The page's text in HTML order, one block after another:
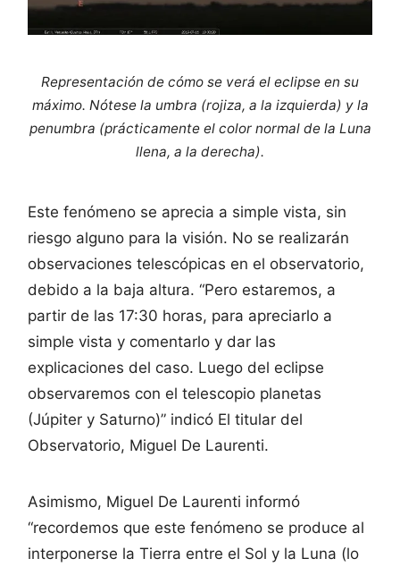
Representación de cómo se verá el eclipse en su
máximo. Nótese la umbra (rojiza, a la izquierda) y la
penumbra (prácticamente el color normal de la Luna
llena, a la derecha).
Este fenómeno se aprecia a simple vista, sin
riesgo alguno para la visión. No se realizarán
observaciones telescópicas en el observatorio,
debido a la baja altura. “Pero estaremos, a
partir de las 17:30 horas, para apreciarlo a
simple vista y comentarlo y dar las
explicaciones del caso. Luego del eclipse
observaremos con el telescopio planetas
(Júpiter y Saturno)” indicó El titular del
Observatorio, Miguel De Laurenti.
Asimismo, Miguel De Laurenti informó
“recordemos que este fenómeno se produce al
interponerse la Tierra entre el Sol y la Luna (lo